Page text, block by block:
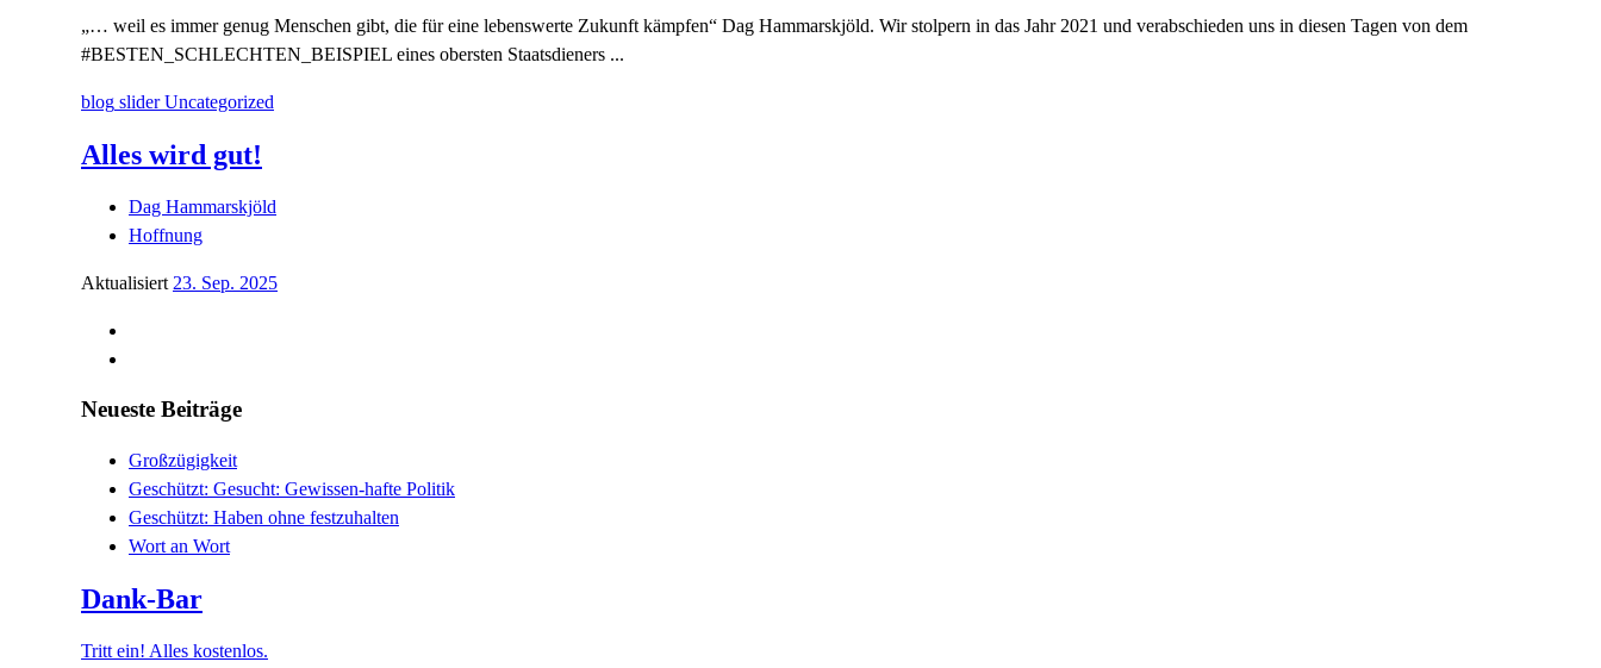
„… weil es immer genug Menschen gibt, die für eine lebenswerte Zukunft kämpfen“ Dag Hammarskjöld. Wir stolpern in das Jahr 2021 und verabschieden uns in diesen Tagen von dem
#BESTEN_SCHLECHTEN_BEISPIEL eines obersten Staatsdieners ...
blog slider Uncategorized
Alles wird gut!
Dag Hammarskjöld
Hoffnung
Aktualisiert 23. Sep. 2025
Neueste Beiträge
Großzügigkeit
Geschützt: Gesucht: Gewissen-hafte Politik
Geschützt: Haben ohne festzuhalten
Wort an Wort
Dank-Bar
Tritt ein! Alles kostenlos.